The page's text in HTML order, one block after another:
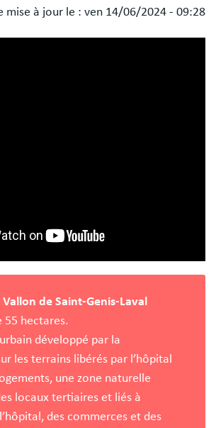
mise à jour le : ven 14/06/2024 - 09:28
de Saint-Genis-Laval
55 hectares.
développé par la
les terrains libérés par l’hôpital
une zone naturelle
locaux tertiaires et liés à
des commerces et des